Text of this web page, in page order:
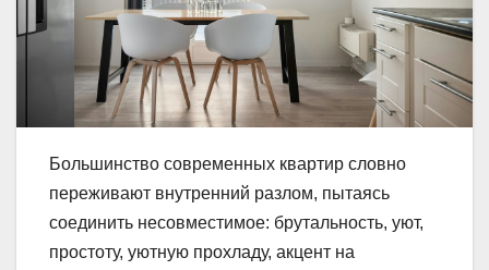
Большинство современных квартир словно
переживают внутренний разлом, пытаясь
соединить несовместимое: брутальность, уют,
простоту, уютную прохладу, акцент на